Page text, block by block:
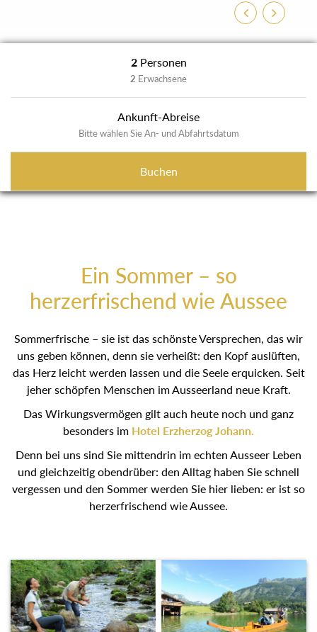
ZurückWeiter
2 Personen
2 Erwachsene
Ankunft-Abreise
Bitte wählen Sie An- und Abfahrtsdatum
Buchen
Ein Sommer – so
herzerfrischend wie Aussee
Sommerfrische – sie ist das schönste Versprechen, das wir
uns geben können, denn sie verheißt: den Kopf auslüften,
das Herz leicht werden lassen und die Seele erquicken.
Seit jeher schöpfen Menschen im Ausseerland neue Kraft.
Das Wirkungsvermögen gilt auch heute noch und ganz
besonders imHotel Erzherzog Johann.
Denn bei uns sind Sie mittendrin im echten Ausseer Leben
und gleichzeitig obendrüber: den Alltag haben Sie schnell
vergessen und den Sommer werden Sie hier lieben: er ist
so herzerfrischend wie Aussee.